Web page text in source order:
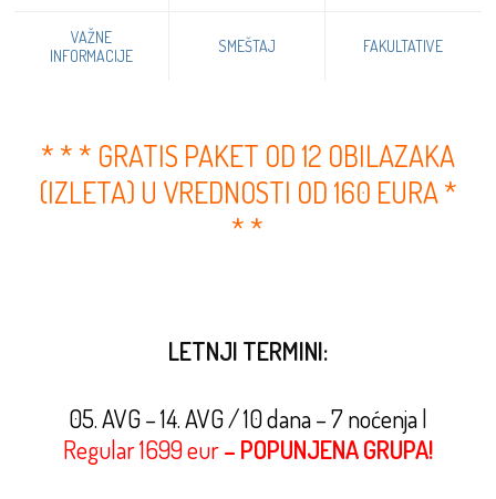
VAŽNE
INFORMACIJE
SMEŠTAJ FAKULTATIVE
* * * GRATIS PAKET OD 12 OBILAZAKA
(IZLETA) U VREDNOSTI OD 160 EURA *
* *
LETNJI TERMINI:
05. AVG – 14. AVG / 10 dana – 7 noćenja|
Regular 1699 eur– POPUNJENA GRUPA!